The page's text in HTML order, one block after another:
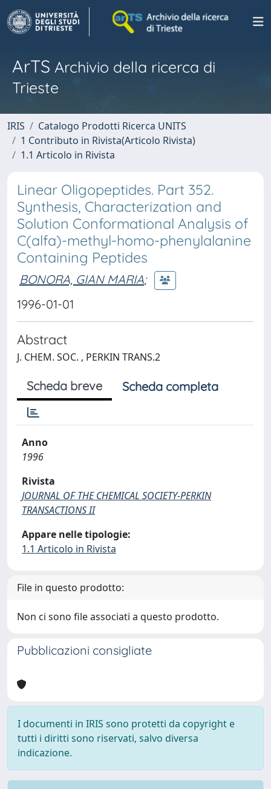
ArTS Archivio della ricerca di
Trieste
IRIS
Catalogo Prodotti Ricerca UNITS
1 Contributo in Rivista(Articolo Rivista)
1.1 Articolo in Rivista
Linear Oligopeptides. Part 352.
Synthesis, Characterization and
Solution Conformational Analysis of
C(alfa)-methyl-homo-phenylalanine
Containing Peptides
BONORA, GIAN MARIA;
1996-01-01
Abstract
J. CHEM. SOC. , PERKIN TRANS.2
Scheda breve Scheda completa
Anno
1996
Rivista
JOURNAL OF THE CHEMICAL SOCIETY-PERKIN
TRANSACTIONS II
Appare nelle tipologie:
1.1 Articolo in Rivista
File in questo prodotto:
Non ci sono file associati a questo prodotto.
Pubblicazioni consigliate
I documenti in IRIS sono protetti da copyright e
tutti i diritti sono riservati, salvo diversa
indicazione.